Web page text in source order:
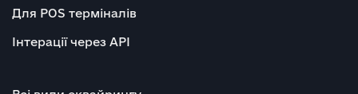
Для POS терміналів
Інтерації через API